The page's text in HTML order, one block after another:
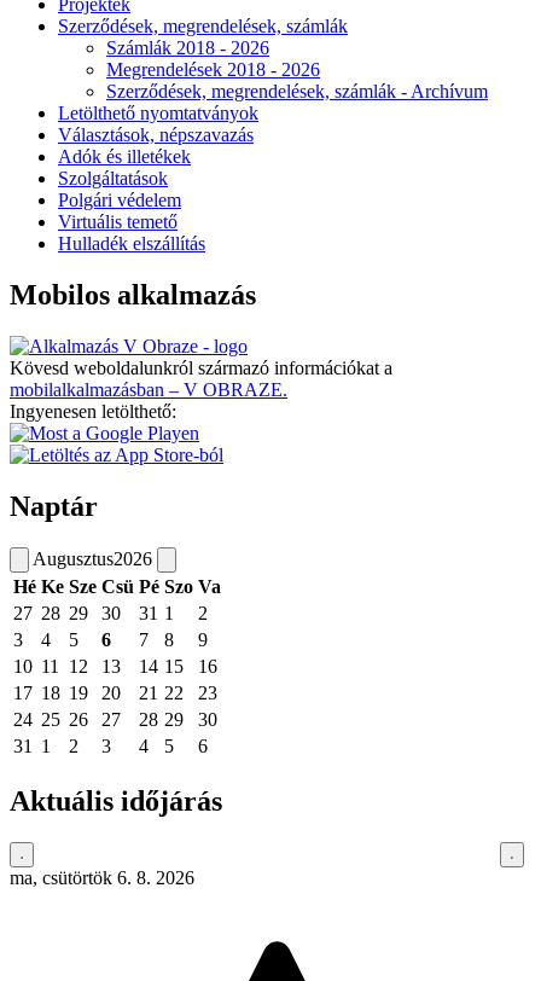
Projektek
Szerződések, megrendelések, számlák
Számlák 2018 - 2026
Megrendelések 2018 - 2026
Szerződések, megrendelések, számlák - Archívum
Letölthető nyomtatványok
Választások, népszavazás
Adók és illetékek
Szolgáltatások
Polgári védelem
Virtuális temető
Hulladék elszállítás
Mobilos alkalmazás
Kövesd weboldalunkról származó információkat a
mobilalkalmazásban – V OBRAZE.
Ingyenesen letölthető:
Naptár
Augusztus2026
Hé Ke Sze Csü Pé Szo Va
27 28 29 30 31 1
2
3
4 5 6 7 8
9
10 11 12 13 14 15
16
17 18 19 20 21 22
23
24 25 26 27 28 29
30
31
1 2 3 4 5 6
Aktuális időjárás
ma, csütörtök 6. 8. 2026